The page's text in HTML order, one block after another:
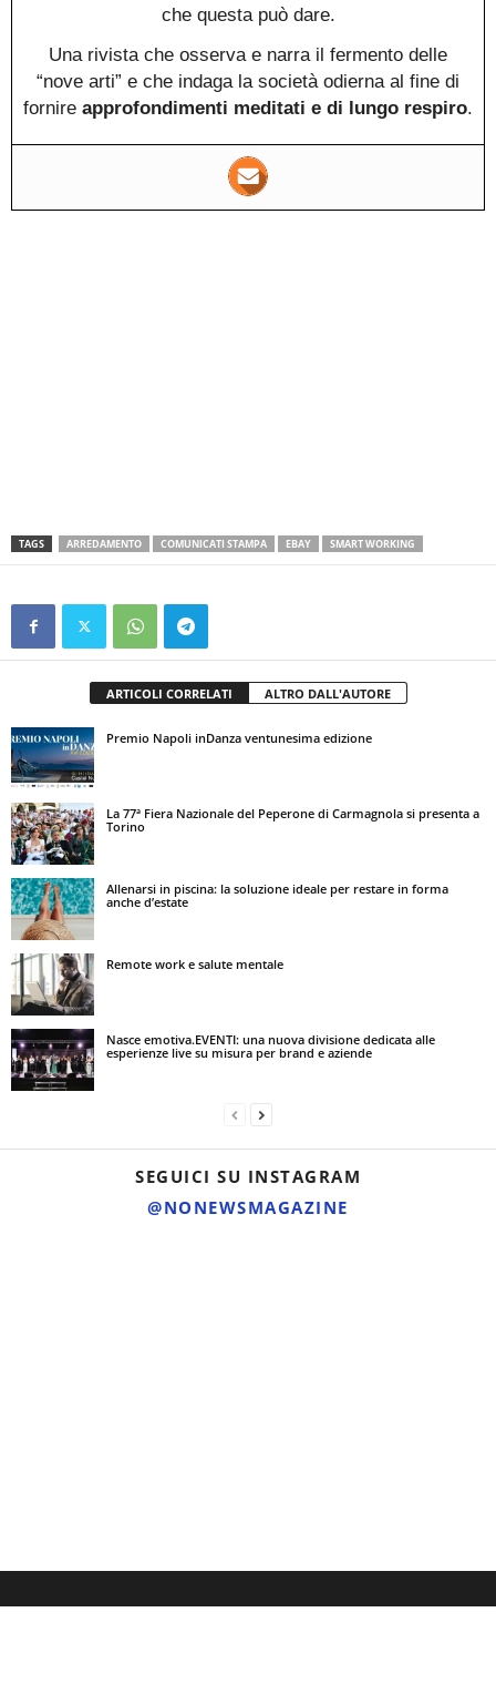
che questa può dare.
Una rivista che osserva e narra il fermento delle
“nove arti” e che indaga la società odierna al fine di
fornire approfondimenti meditati e di lungo respiro.
TAGS ARREDAMENTO COMUNICATI STAMPA EBAY SMART WORKING
ARTICOLI CORRELATI ALTRO DALL'AUTORE
Premio Napoli inDanza ventunesima edizione
La 77ª Fiera Nazionale del Peperone di Carmagnola si presenta a
Torino
Allenarsi in piscina: la soluzione ideale per restare in forma
anche d’estate
Remote work e salute mentale
Nasce emotiva.EVENTI: una nuova divisione dedicata alle
esperienze live su misura per brand e aziende
SEGUICI SU INSTAGRAM
@NONEWSMAGAZINE